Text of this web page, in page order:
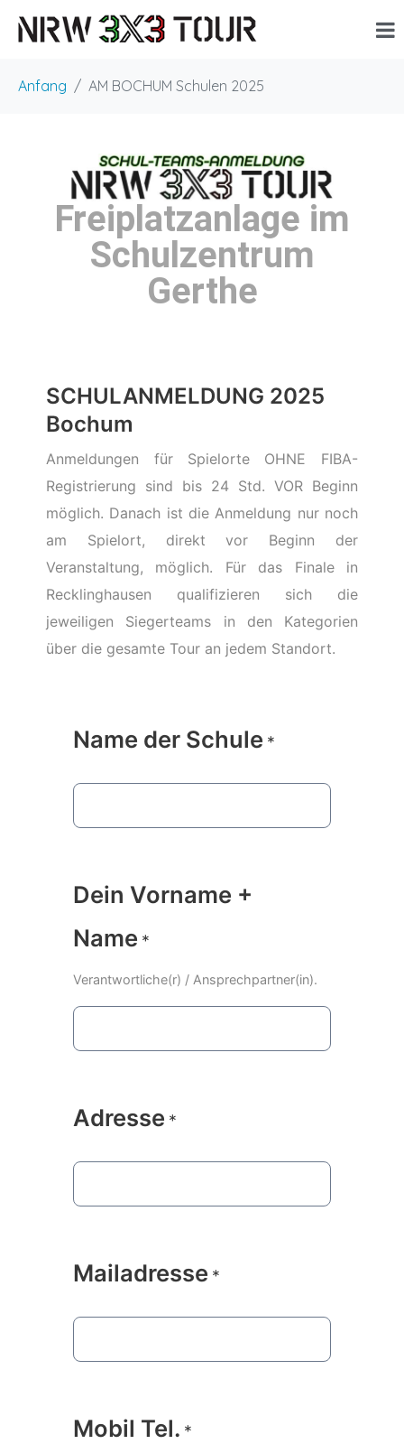
Anfang AM BOCHUM Schulen 2025
Freiplatzanlage im
Schulzentrum
Gerthe
SCHULANMELDUNG 2025
Bochum
Anmeldungen für Spielorte OHNE FIBA-
Registrierung sind bis 24 Std. VOR Beginn
möglich. Danach ist die Anmeldung nur noch
am Spielort, direkt vor Beginn der
Veranstaltung, möglich. Für das Finale in
Recklinghausen qualifizieren sich die
jeweiligen Siegerteams in den Kategorien
über die gesamte Tour an jedem Standort.
Name der Schule *
Dein Vorname +
Name *
Verantwortliche(r) / Ansprechpartner(in).
Adresse *
Mailadresse *
Mobil Tel. *